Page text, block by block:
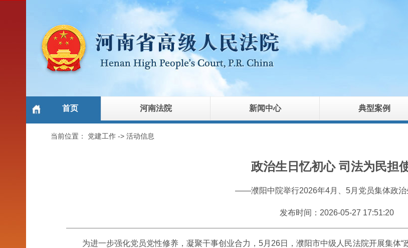
首页 河南法院 新闻中心 典型案例
当前位置： 党建工作-> 活动信息
政治生日忆初心 司法为民担
——濮阳中院举行2026年4月、5月党员集体政治
发布时间：2026-05-27 17:51:20
为进一步强化党员党性修养，凝聚干事创业合力，5月26日，濮阳市中级人民法院开展集体